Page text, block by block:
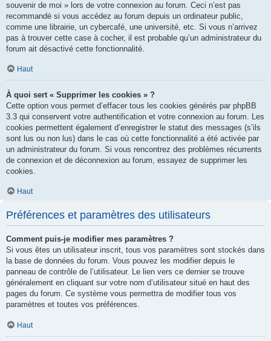
souvenir de moi » lors de votre connexion au forum. Ceci n’est pas
recommandé si vous accédez au forum depuis un ordinateur public,
comme une librairie, un cybercafé, une université, etc. Si vous n’arrivez
pas à trouver cette case à cocher, il est probable qu’un administrateur du
forum ait désactivé cette fonctionnalité.
Haut
À quoi sert « Supprimer les cookies » ?
Cette option vous permet d’effacer tous les cookies générés par phpBB
3.3 qui conservent votre authentification et votre connexion au forum. Les
cookies permettent également d’enregistrer le statut des messages (s’ils
sont lus ou non lus) dans le cas où cette fonctionnalité a été activée par
un administrateur du forum. Si vous rencontrez des problèmes récurrents
de connexion et de déconnexion au forum, essayez de supprimer les
cookies.
Haut
Préférences et paramètres des utilisateurs
Comment puis-je modifier mes paramètres ?
Si vous êtes un utilisateur inscrit, tous vos paramètres sont stockés dans
la base de données du forum. Vous pouvez les modifier depuis le
panneau de contrôle de l’utilisateur. Le lien vers ce dernier se trouve
généralement en cliquant sur votre nom d’utilisateur situé en haut des
pages du forum. Ce système vous permettra de modifier tous vos
paramètres et toutes vos préférences.
Haut